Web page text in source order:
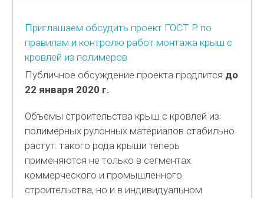
Приглашаем обсудить проект ГОСТ Р по
правилам и контролю работ монтажа крыш с
кровлей из полимеров
Публичное обсуждение проекта продлится до
22 января 2020 г.
Объемы строительства крыш с кровлей из
полимерных рулонных материалов стабильно
растут: такого рода крыши теперь
применяются не только в сегментах
коммерческого и промышленного
строительства, но и в индивидуальном